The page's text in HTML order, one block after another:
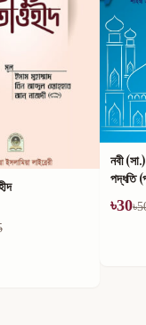
নবী
পদ্ধতি
৳30৳